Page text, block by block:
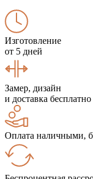
Изготовление
от 5 дней
Замер, дизайн
и доставка бесплатно
Оплата наличными,